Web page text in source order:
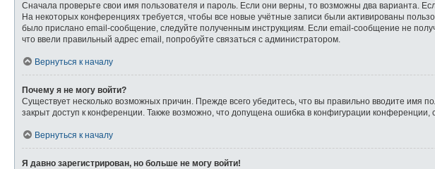
Сначала проверьте свои имя пользователя и пароль. Если они верны, то возможны два варианта.
На некоторых конференциях требуется, чтобы все новые учётные записи были активированы
было прислано email-сообщение, следуйте полученным инструкциям. Если email-сообщение не
что ввели правильный адрес email, попробуйте связаться с администратором.
Вернуться к началу
Почему я не могу войти?
Существует несколько возможных причин. Прежде всего убедитесь, что вы правильно вводите
закрыт доступ к конференции. Также возможно, что допущена ошибка в конфигурации конференции,
Вернуться к началу
Я давно зарегистрирован, но больше не могу войти!